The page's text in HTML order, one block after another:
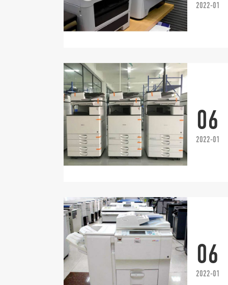
2022-01
06
2022-01
06
2022-01